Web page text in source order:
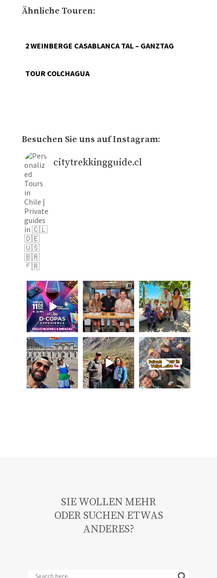
Ähnliche Touren:
2 WEINBERGE CASABLANCA TAL – GANZTAG
TOUR COLCHAGUA
Besuchen Sie uns auf Instagram:
citytrekkingguide.cl
SIE WOLLEN MEHR
ODER SUCHEN ETWAS
ANDERES?